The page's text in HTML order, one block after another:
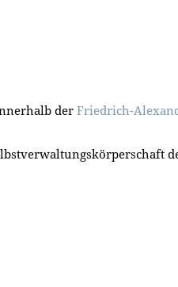
der Friedrich-